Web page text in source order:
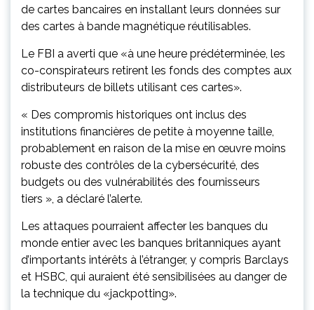
de cartes bancaires en installant leurs données sur
des cartes à bande magnétique réutilisables.
Le FBI a averti que «à une heure prédéterminée, les
co-conspirateurs retirent les fonds des comptes aux
distributeurs de billets utilisant ces cartes».
« Des compromis historiques ont inclus des
institutions financières de petite à moyenne taille,
probablement en raison de la mise en œuvre moins
robuste des contrôles de la cybersécurité, des
budgets ou des vulnérabilités des fournisseurs
tiers », a déclaré l’alerte.
Les attaques pourraient affecter les banques du
monde entier avec les banques britanniques ayant
d’importants intérêts à l’étranger, y compris Barclays
et HSBC, qui auraient été sensibilisées au danger de
la technique du «jackpotting».